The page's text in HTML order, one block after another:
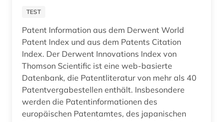
TEST
Patent Information aus dem Derwent World
Patent Index und aus dem Patents Citation
Index. Der Derwent Innovations Index von
Thomson Scientific ist eine web-basierte
Datenbank, die Patentliteratur von mehr als 40
Patentvergabestellen enthält. Insbesondere
werden die Patentinformationen des
europäischen Patentamtes, des japanischen